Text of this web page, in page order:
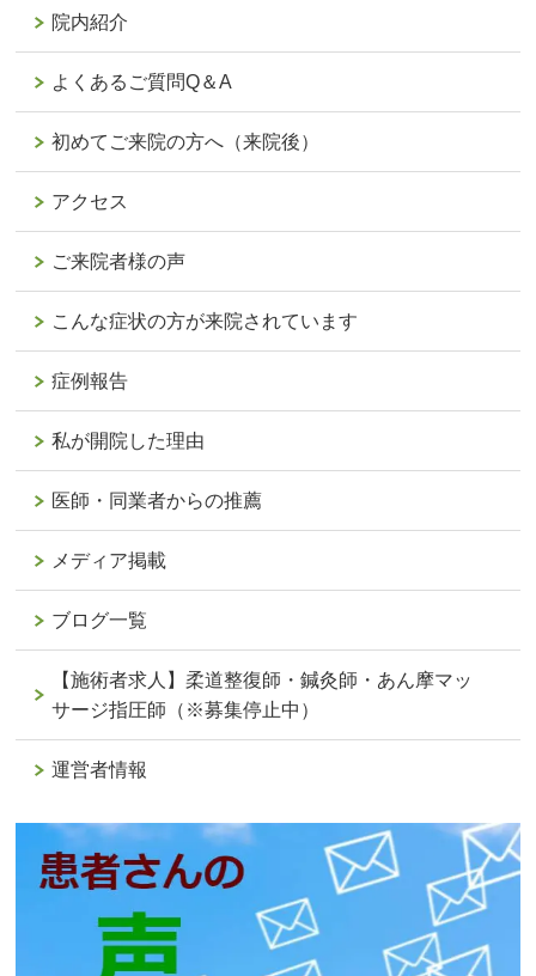
院内紹介
よくあるご質問Q＆A
初めてご来院の方へ（来院後）
アクセス
ご来院者様の声
こんな症状の方が来院されています
症例報告
私が開院した理由
医師・同業者からの推薦
メディア掲載
ブログ一覧
【施術者求人】柔道整復師・鍼灸師・あん摩マッ
サージ指圧師（※募集停止中）
運営者情報